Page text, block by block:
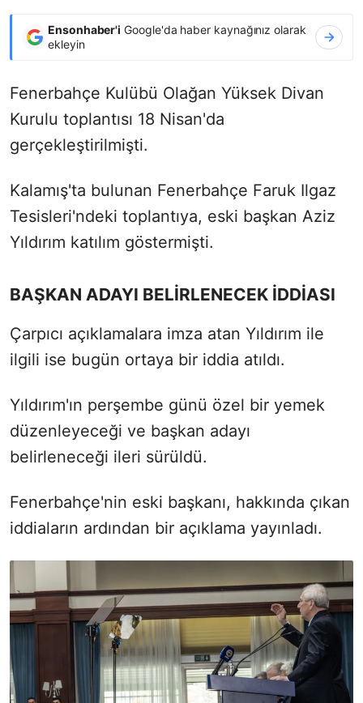
Ensonhaber'i Google'da haber kaynağınız olarak
ekleyin
Fenerbahçe Kulübü Olağan Yüksek Divan
Kurulu toplantısı 18 Nisan'da
gerçekleştirilmişti.
Kalamış'ta bulunan Fenerbahçe Faruk Ilgaz
Tesisleri'ndeki toplantıya, eski başkan Aziz
Yıldırım katılım göstermişti.
BAŞKAN ADAYI BELİRLENECEK İDDİASI
Çarpıcı açıklamalara imza atan Yıldırım ile
ilgili ise bugün ortaya bir iddia atıldı.
Yıldırım'ın perşembe günü özel bir yemek
düzenleyeceği ve başkan adayı
belirleneceği ileri sürüldü.
Fenerbahçe'nin eski başkanı, hakkında çıkan
iddiaların ardından bir açıklama yayınladı.